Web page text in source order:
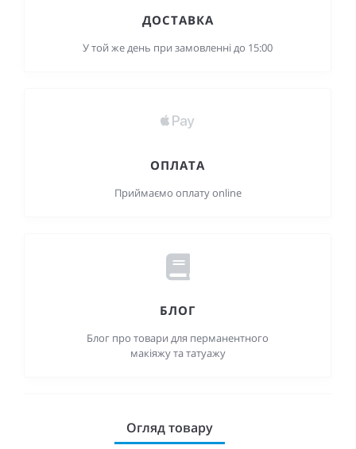
ДОСТАВКА
У той же день при замовленні до 15:00
ОПЛАТА
Приймаємо оплату online
БЛОГ
Блог про товари для перманентного
макіяжу та татуажу
Огляд товару